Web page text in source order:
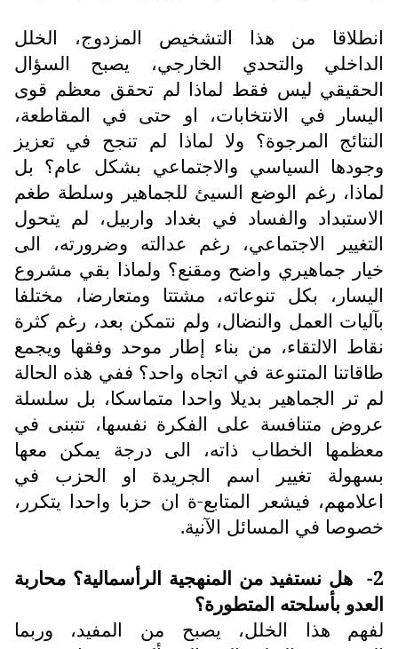
انطلاقا من هذا التشخيص المزدوج، الخلل
الداخلي والتحدي الخارجي، يصبح السؤال
الحقيقي ليس فقط لماذا لم تحقق معظم قوى
اليسار في الانتخابات، او حتى في المقاطعة،
النتائج المرجوة؟ ولا لماذا لم تنجح في تعزيز
وجودها السياسي والاجتماعي بشكل عام؟ بل
لماذا، رغم الوضع السيئ للجماهير وسلطة طغم
الاستبداد والفساد في بغداد واربيل، لم يتحول
التغيير الاجتماعي، رغم عدالته وضرورته، الى
خيار جماهيري واضح ومقنع؟ ولماذا بقي مشروع
اليسار، بكل تنوعاته، مشتتا ومتعارضا، مختلفا
بآليات العمل والنضال، ولم نتمكن بعد، رغم كثرة
نقاط الالتقاء، من بناء إطار موحد وفقها ويجمع
طاقاتنا المتنوعة في اتجاه واحد؟ ففي هذه الحالة
لم تر الجماهير بديلا واحدا متماسكا، بل سلسلة
عروض متنافسة على الفكرة نفسها، تتبنى في
معظمها الخطاب ذاته، الى درجة يمكن معها
بسهولة تغيير اسم الجريدة او الحزب في
اعلامهم، فيشعر المتابع-ة ان حزبا واحدا يتكرر،
خصوصا في المسائل الآنية.
2-
هل نستفيد من المنهجية الرأسمالية؟ محاربة
العدو بأسلحته المتطورة؟
لفهم هذا الخلل، يصبح من المفيد، وربما